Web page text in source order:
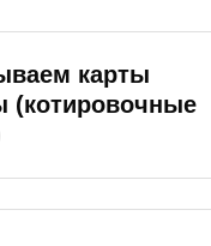
карты
(котировочные